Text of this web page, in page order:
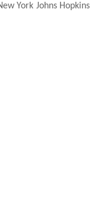
York Johns Hopkins